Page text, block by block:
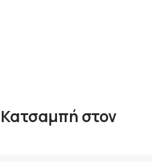
στον